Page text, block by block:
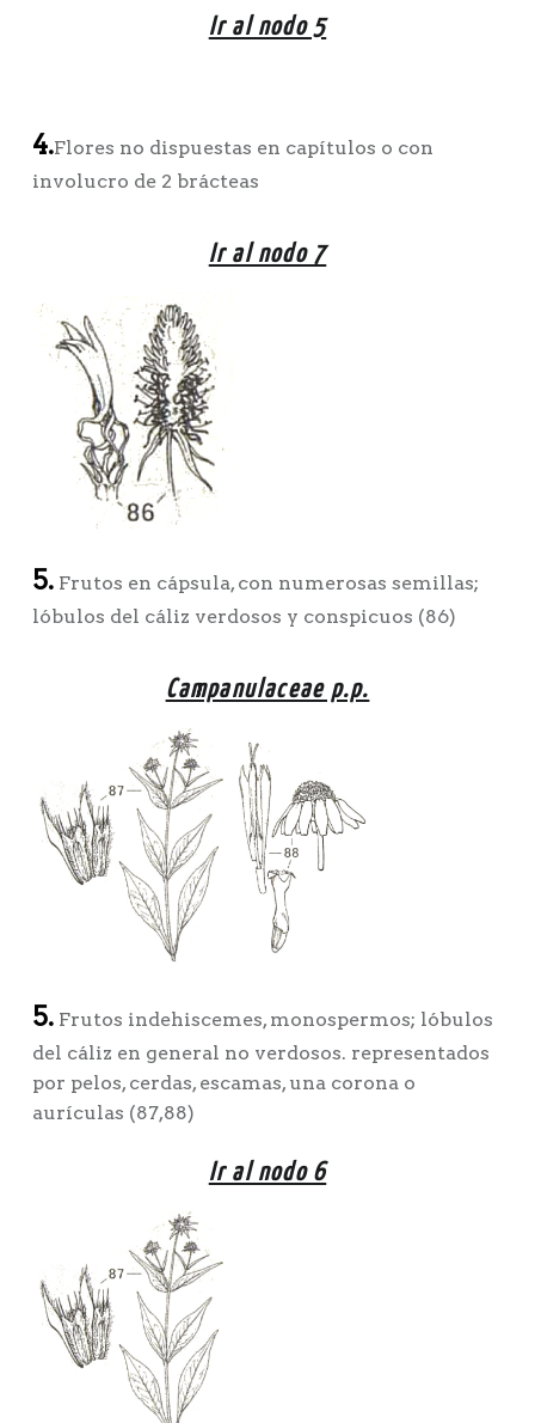
Ir al nodo 5
4.Flores no dispuestas en capítulos o con
involucro de 2 brácteas
Ir al nodo 7
5.Frutos en cápsula, con numerosas semillas;
lóbulos del cáliz verdosos y conspicuos (86)
Campanulaceae p.p.
5.Frutos indehiscemes, monospermos; lóbulos
del cáliz en general no verdosos. representados
por pelos, cerdas, escamas, una corona o
aurículas (87,88)
Ir al nodo 6